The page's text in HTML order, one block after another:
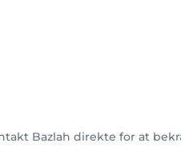
Bazlah direkte for at